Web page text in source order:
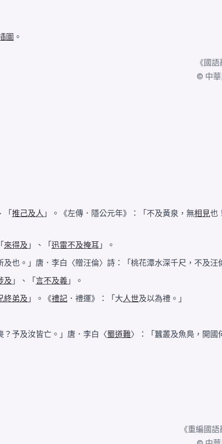
圖 。
《國
© 中華
「 推己及人 」。《左傳．隱公元年》：「不及黃泉，無相見也
來得及 」、「 迅雷不及掩耳 」。
也。」唐．李白〈贈汪倫〉詩：「桃花潭水深千尺，不及汪
及 」、「 言不及義 」。
終弟及 」。《禮記 ．禮運》：「大人世及以為禮。」
？予及汝皆亡。」唐．李白〈蜀道難〉：「蠶叢及魚鳧，開國
《重編國語